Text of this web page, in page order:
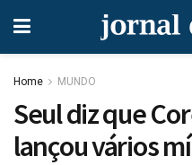
Home MUNDO
Seul diz que
lançou vários